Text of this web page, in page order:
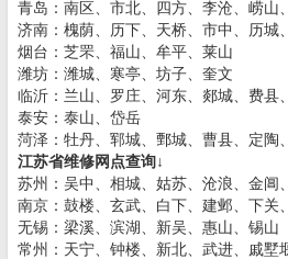
青岛：南区、市北、四方、李沧、崂山
济南：槐荫、历下、天桥、市中、历城
烟台：芝罘、福山、牟平、莱山
潍坊：潍城、寒亭、坊子、奎文
临沂：兰山、罗庄、河东、郯城、费县
泰安：泰山、岱岳
菏泽：牡丹、郓城、鄄城、曹县、定陶
江苏省维修网点查询↓
苏州：吴中、相城、姑苏、沧浪、金阊
南京：鼓楼、玄武、白下、建邺、下关
无锡：梁溪、滨湖、新吴、惠山、锡山
常州：天宁、钟楼、新北、武进、戚墅